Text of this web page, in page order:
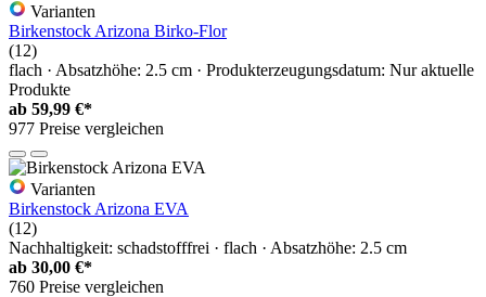
Varianten
Birkenstock Arizona Birko-Flor
(12)
flach · Absatzhöhe: 2.5 cm · Produkterzeugungsdatum: Nur aktuelle
Produkte
ab 59,99 €*
977 Preise vergleichen
Varianten
Birkenstock Arizona EVA
(12)
Nachhaltigkeit: schadstofffrei · flach · Absatzhöhe: 2.5 cm
ab 30,00 €*
760 Preise vergleichen